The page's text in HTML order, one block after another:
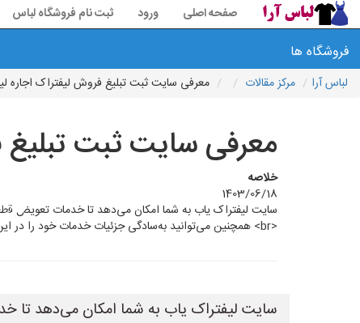
صفحه اصلی ورود ثبت نام فروشگاه لباس
فروشگاه ها
لباس آرا مرکز مقالات معرفی سایت ثبت تبلیغ فروش لیفتراک اجاره
معرفی سایت ثبت تبلیغ
خلاصه
1403/06/18
<br> همچنین می‌توانید به‌سادگی جزئیات خدمات خود را در این سایت ث
سایت لیفتراک یاب به شما امکان می‌دهد تا